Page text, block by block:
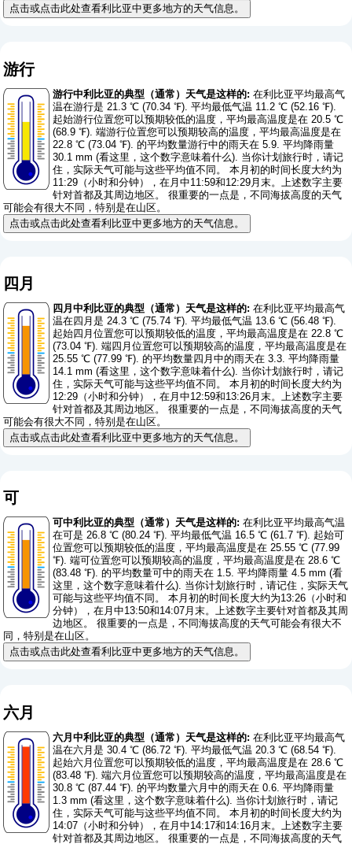
点击或点击此处查看利比亚中更多地方的天气信息。
游行
游行中利比亚的典型（通常）天气是这样的: 在利比亚平均最高气
温在游行是 21.3 ℃ (70.34 ℉). 平均最低气温 11.2 ℃ (52.16 ℉).
起始游行位置您可以预期较低的温度，平均最高温度是在 20.5 ℃
(68.9 ℉). 端游行位置您可以预期较高的温度，平均最高温度是在
22.8 ℃ (73.04 ℉). 的平均数量游行中的雨天在 5.9. 平均降雨量
30.1 mm (看这里，这个数字意味着什么). 当你计划旅行时，请记
住，实际天气可能与这些平均值不同。 本月初的时间长度大约为
11:29（小时和分钟），在月中11:59和12:29月末。上述数字主要
针对首都及其周边地区。 很重要的一点是，不同海拔高度的天气
可能会有很大不同，特别是在山区。
点击或点击此处查看利比亚中更多地方的天气信息。
四月
四月中利比亚的典型（通常）天气是这样的: 在利比亚平均最高气
温在四月是 24.3 ℃ (75.74 ℉). 平均最低气温 13.6 ℃ (56.48 ℉).
起始四月位置您可以预期较低的温度，平均最高温度是在 22.8 ℃
(73.04 ℉). 端四月位置您可以预期较高的温度，平均最高温度是在
25.55 ℃ (77.99 ℉). 的平均数量四月中的雨天在 3.3. 平均降雨量
14.1 mm (看这里，这个数字意味着什么). 当你计划旅行时，请记
住，实际天气可能与这些平均值不同。 本月初的时间长度大约为
12:29（小时和分钟），在月中12:59和13:26月末。上述数字主要
针对首都及其周边地区。 很重要的一点是，不同海拔高度的天气
可能会有很大不同，特别是在山区。
点击或点击此处查看利比亚中更多地方的天气信息。
可
可中利比亚的典型（通常）天气是这样的: 在利比亚平均最高气温
在可是 26.8 ℃ (80.24 ℉). 平均最低气温 16.5 ℃ (61.7 ℉). 起始可
位置您可以预期较低的温度，平均最高温度是在 25.55 ℃ (77.99
℉). 端可位置您可以预期较高的温度，平均最高温度是在 28.6 ℃
(83.48 ℉). 的平均数量可中的雨天在 1.5. 平均降雨量 4.5 mm (看
这里，这个数字意味着什么). 当你计划旅行时，请记住，实际天气
可能与这些平均值不同。 本月初的时间长度大约为13:26（小时和
分钟），在月中13:50和14:07月末。上述数字主要针对首都及其周
边地区。 很重要的一点是，不同海拔高度的天气可能会有很大不
同，特别是在山区。
点击或点击此处查看利比亚中更多地方的天气信息。
六月
六月中利比亚的典型（通常）天气是这样的: 在利比亚平均最高气
温在六月是 30.4 ℃ (86.72 ℉). 平均最低气温 20.3 ℃ (68.54 ℉).
起始六月位置您可以预期较低的温度，平均最高温度是在 28.6 ℃
(83.48 ℉). 端六月位置您可以预期较高的温度，平均最高温度是在
30.8 ℃ (87.44 ℉). 的平均数量六月中的雨天在 0.6. 平均降雨量
1.3 mm (看这里，这个数字意味着什么). 当你计划旅行时，请记
住，实际天气可能与这些平均值不同。 本月初的时间长度大约为
14:07（小时和分钟），在月中14:17和14:16月末。上述数字主要
针对首都及其周边地区。 很重要的一点是，不同海拔高度的天气